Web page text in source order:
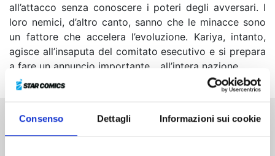
Consenso Dettagli Informazioni sui cookie
all’attacco senza conoscere i poteri degli avversari. I
loro nemici, d’altro canto, sanno che le minacce sono
un fattore che accelera l’evoluzione. Kariya, intanto,
agisce all’insaputa del comitato esecutivo e si prepara
a fare un annuncio importante... all’intera nazione.
Altri volumi della serie